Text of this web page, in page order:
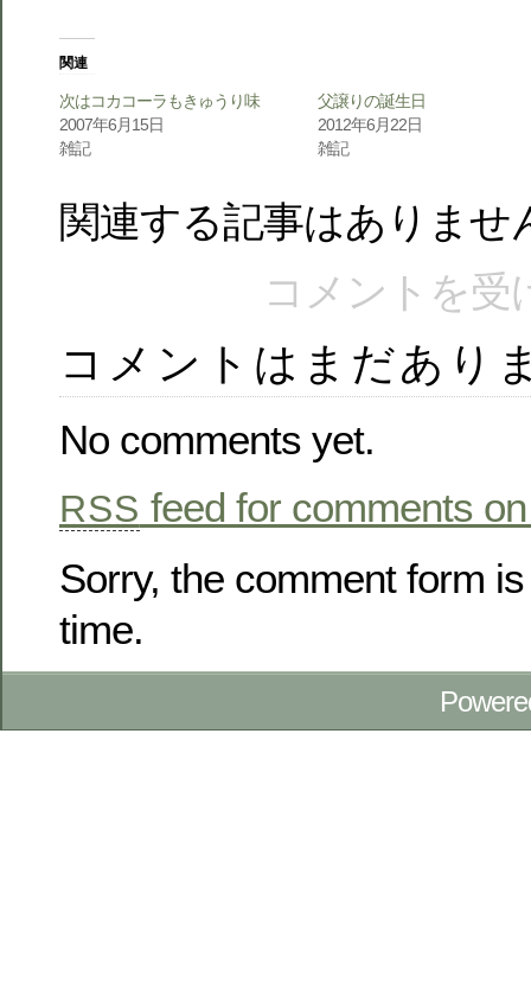
関連
次はコカコーラもきゅうり味
2007年6月15日
雑記
父譲りの誕生日
2012年6月22日
雑記
関連する記事はありませ
コメントを受
コメントはまだあり
No comments yet.
RSS feed for comments
Sorry, the comment form
time.